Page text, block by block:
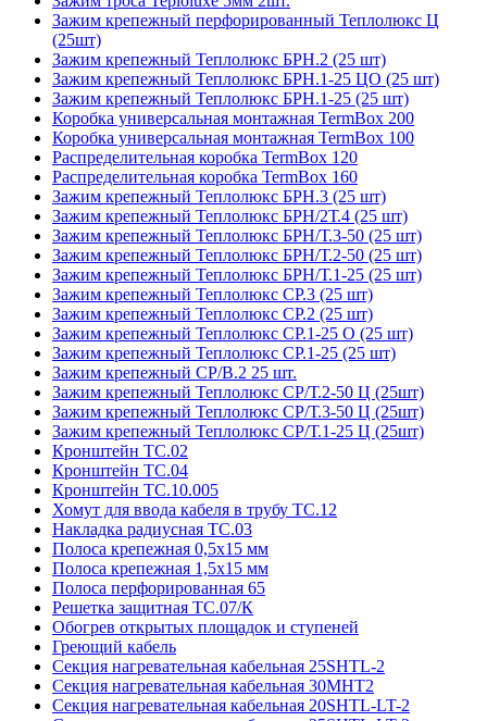
Зажим крепежный перфорированный Теплолюкс Ц
(25шт)
Зажим крепежный Теплолюкс БРН.2 (25 шт)
Зажим крепежный Теплолюкс БРН.1-25 ЦO (25 шт)
Зажим крепежный Теплолюкс БРН.1-25 (25 шт)
Коробка универсальная монтажная TermBox 200
Коробка универсальная монтажная TermBox 100
Распределительная коробка TermBox 120
Распределительная коробка TermBox 160
Зажим крепежный Теплолюкс БРН.3 (25 шт)
Зажим крепежный Теплолюкс БРН/2Т.4 (25 шт)
Зажим крепежный Теплолюкс БРН/Т.3-50 (25 шт)
Зажим крепежный Теплолюкс БРН/Т.2-50 (25 шт)
Зажим крепежный Теплолюкс БРН/Т.1-25 (25 шт)
Зажим крепежный Теплолюкс СР.3 (25 шт)
Зажим крепежный Теплолюкс СР.2 (25 шт)
Зажим крепежный Теплолюкс СР.1-25 О (25 шт)
Зажим крепежный Теплолюкс СР.1-25 (25 шт)
Зажим крепежный СР/В.2 25 шт.
Зажим крепежный Теплолюкс СР/Т.2-50 Ц (25шт)
Зажим крепежный Теплолюкс СР/Т.3-50 Ц (25шт)
Зажим крепежный Теплолюкс СР/Т.1-25 Ц (25шт)
Кронштейн ТС.02
Кронштейн ТС.04
Кронштейн ТС.10.005
Хомут для ввода кабеля в трубу ТС.12
Накладка радиусная ТС.03
Полоса крепежная 0,5х15 мм
Полоса крепежная 1,5х15 мм
Полоса перфорированная 65
Решетка защитная ТС.07/К
Обогрев открытых площадок и ступеней
Греющий кабель
Секция нагревательная кабельная 25SHTL-2
Секция нагревательная кабельная 30МНТ2
Секция нагревательная кабельная 20SHTL-LT-2